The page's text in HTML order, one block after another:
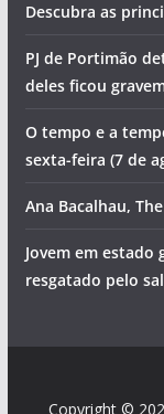
Descubra as
PJ de Portimão
deles ficou
O tempo e a
sexta-feira (7 de
Ana Bacalhau,
Jovem em estado
resgatado pelo
Copyright ©